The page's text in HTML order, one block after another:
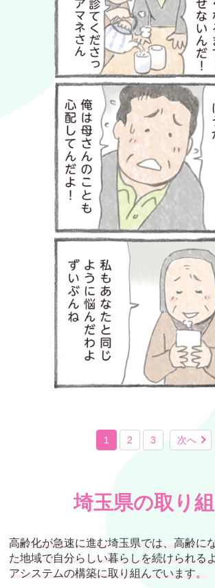
1 2 3 次へ
埼玉県の取り
高齢化が急速に進む埼玉県では、高齢に
た地域で自分らしい暮らしを続けられる
アシステムの構築に取り組んでいます。